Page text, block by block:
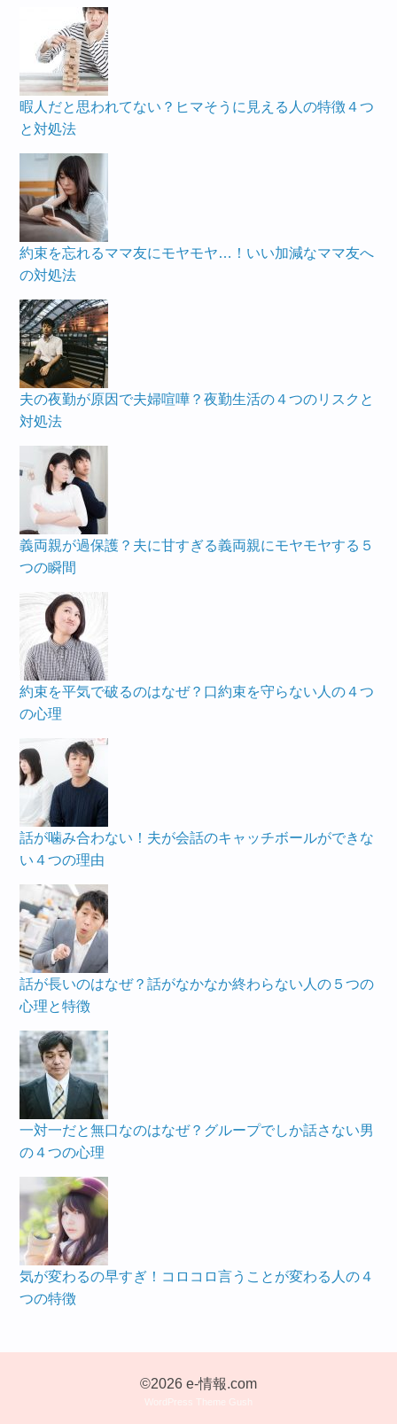
暇人だと思われてない？ヒマそうに見える人の特徴４つ
と対処法
約束を忘れるママ友にモヤモヤ…！いい加減なママ友へ
の対処法
夫の夜勤が原因で夫婦喧嘩？夜勤生活の４つのリスクと
対処法
義両親が過保護？夫に甘すぎる義両親にモヤモヤする５
つの瞬間
約束を平気で破るのはなぜ？口約束を守らない人の４つ
の心理
話が噛み合わない！夫が会話のキャッチボールができな
い４つの理由
話が長いのはなぜ？話がなかなか終わらない人の５つの
心理と特徴
一対一だと無口なのはなぜ？グループでしか話さない男
の４つの心理
気が変わるの早すぎ！コロコロ言うことが変わる人の４
つの特徴
©2026 e-情報.com